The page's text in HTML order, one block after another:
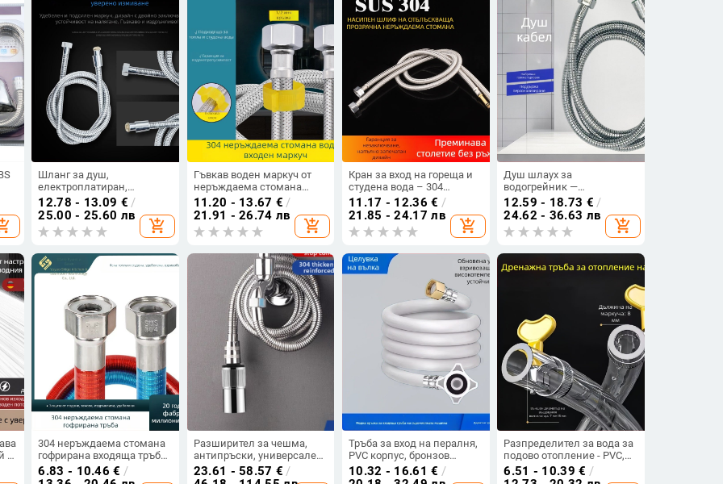
Шланг за душ,
електроплатиран,
удебелен антизаплитане,
резба, нормално налягане,
нормална температура
12.78 - 13.09 € /
25.00 - 25.60 лв
add_shopping_cart
Гъвкав воден маркуч от
неръждаема стомана
62309, за бойлер и
тоалетна, нормално
налягане, 0–90 °C, монтаж
с четири гайки
11.20 - 13.67 € /
21.91 - 26.74 лв
add_shopping_cart
Кран за вход на гореща и
студена вода – 304
неръждаема стомана,
оплетена тръба, монтаж
чрез завиване, 60°C макс,
за домашна употреба
11.17 - 12.36 € /
21.85 - 24.17 лв
add_shopping_cart
Душ шлаух за
водогрейник —
космически алуминий;
нормално налягане; 0-
90°C; ръчна инсталация
12.59 - 18.73 € /
24.62 - 36.63 лв
add_shopping_cart
и
304 неръждаема стомана
гофрирана входяща тръба
за душ и водонагревател,
метална взривоустойчива
6.83 - 10.46 € /
Разширител за чешма,
антипръски, универсален,
с превключвател
(материал: 304
23.61 - 58.57 € /
Тръба за вход на пералня,
PVC корпус, бронзов
конектор, номинално
налягане 1.0, работна
10.32 - 16.61 € /
Разпределител за вода за
подово отопление - PVC,
свързващ материал
пластмаса, марка Hangge,
6.51 - 10.39 € /